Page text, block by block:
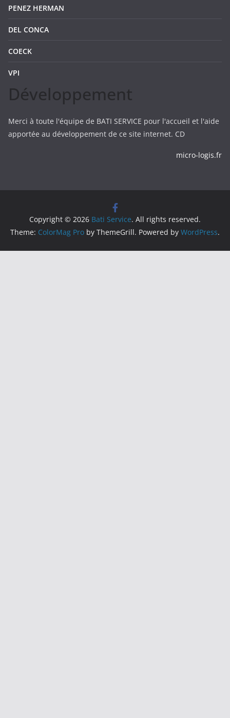
PENEZ HERMAN
DEL CONCA
COECK
VPI
Développement
Merci à toute l'équipe de BATI SERVICE pour l'accueil et l'aide
apportée au développement de ce site internet. CD
micro-logis.fr
Copyright © 2026 Bati Service. All rights reserved.
Theme: ColorMag Pro by ThemeGrill. Powered by WordPress.